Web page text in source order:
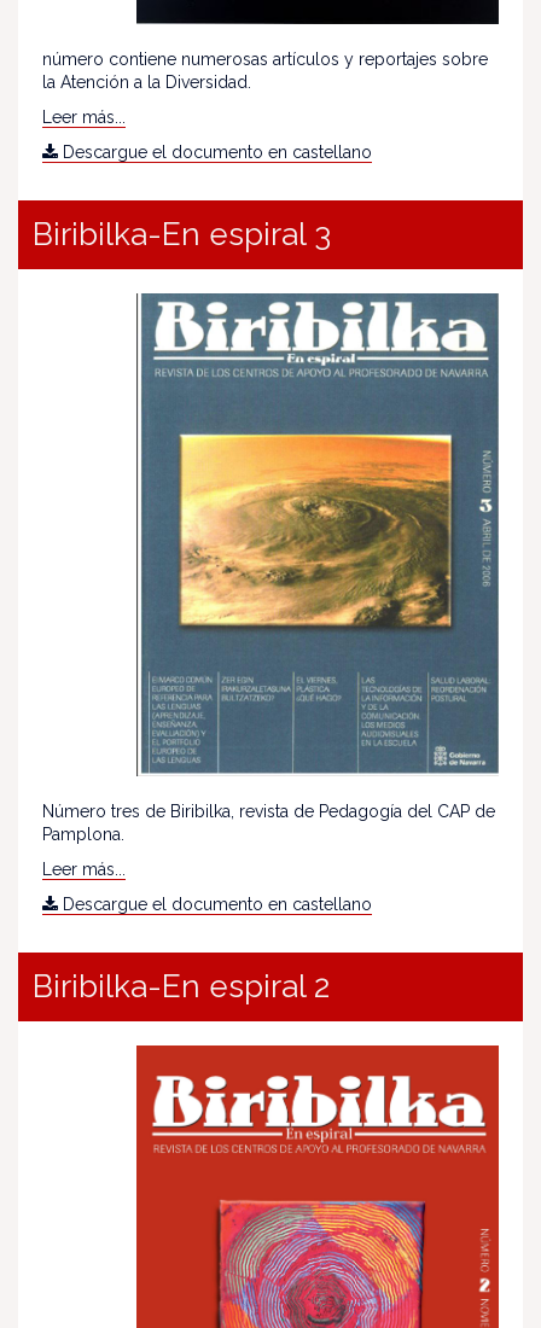
número contiene numerosas artículos y reportajes sobre
la Atención a la Diversidad.
Leer más...
Descargue el documento en castellano
Biribilka-En espiral 3
Número tres de Biribilka, revista de Pedagogía del CAP de
Pamplona.
Leer más...
Descargue el documento en castellano
Biribilka-En espiral 2